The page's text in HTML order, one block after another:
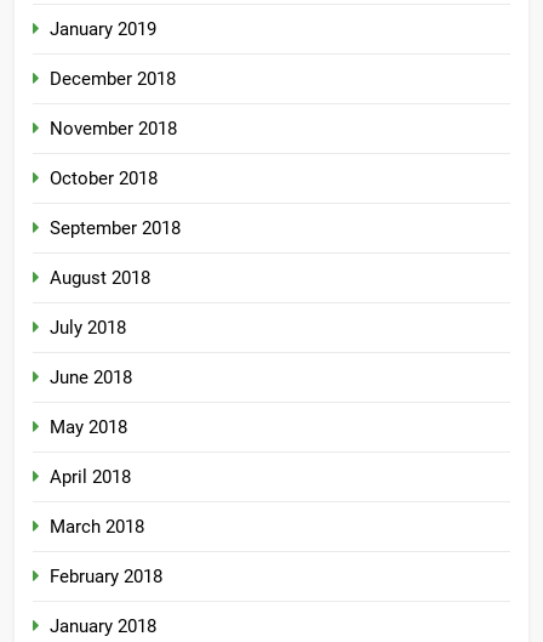
January 2019
December 2018
November 2018
October 2018
September 2018
August 2018
July 2018
June 2018
May 2018
April 2018
March 2018
February 2018
January 2018